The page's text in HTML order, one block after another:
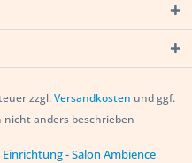
zzgl.Versandkosten und ggf.
anders beschrieben
Einrichtung - Salon Ambience